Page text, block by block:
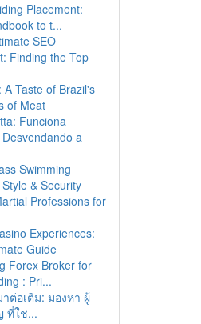
Placement:
to t...
SEO
Finding the Top
A Taste of Brazil's
of Meat
Funciona
a
Swimming
& Security
Professions for
Experiences:
Guide
Forex Broker for
: Pri...
าต่อเติม: มองหา ผู้
ที่ใช...